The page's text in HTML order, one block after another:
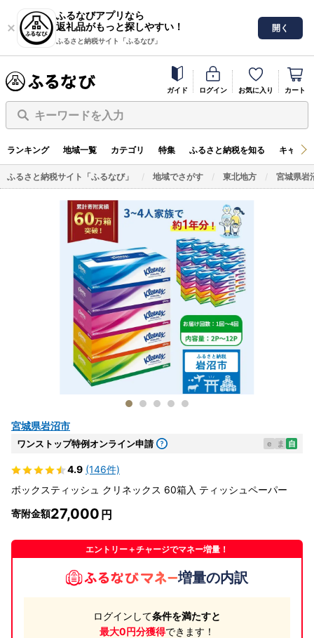
ふるなびアプリなら
返礼品がもっと探しやすい！
ふるさと納税サイト「ふるなび」
開く
ガイド ログイン お気に入り カート
キーワードを入力
ランキング 地域一覧 カテゴリ 特集 ふるさと納税を知る キャン
ふるさと納税サイト「ふるなび」 地域でさがす 東北地方 宮城県岩
宮城県岩沼市
ワンストップ特例オンライン申請 e ま 自
4.9 (146件)
ボックスティッシュ クリネックス 60箱入 ティッシュペーパー
寄附金額27,000
エントリー＋チャージでマネー増量！
増量の内訳
ログインして条件を満たすと
最大0円分獲得できます！